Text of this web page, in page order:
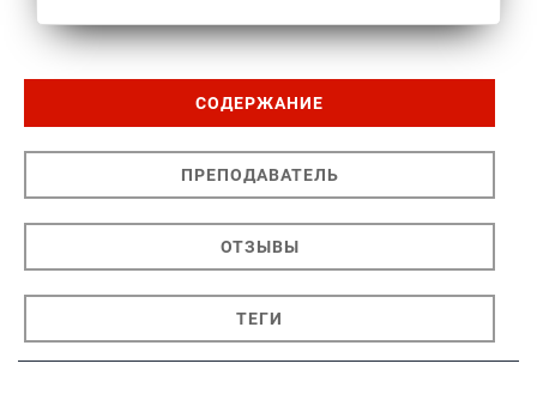
СОДЕРЖАНИЕ
ПРЕПОДАВАТЕЛЬ
ОТЗЫВЫ
ТЕГИ